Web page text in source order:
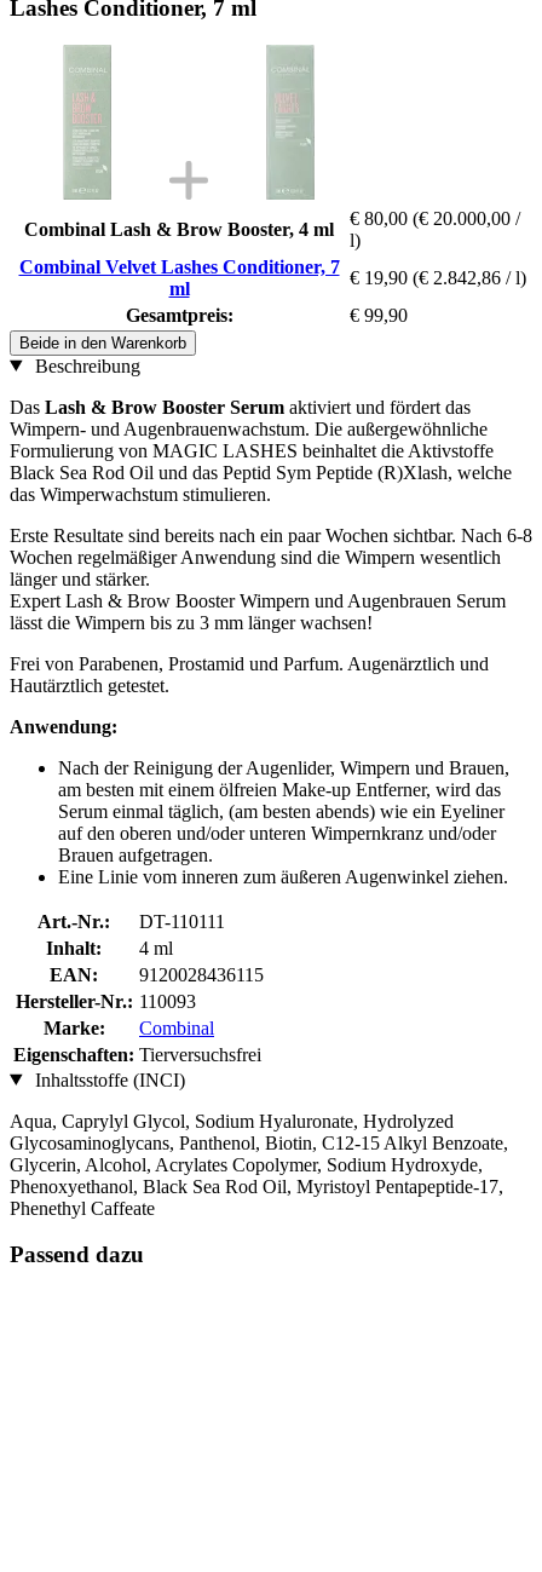
Lashes Conditioner, 7 ml
Combinal Lash & Brow Booster, 4 ml
€ 80,00 (€ 20.000,00 /
l)
Combinal Velvet Lashes Conditioner, 7
ml
€ 19,90 (€ 2.842,86 / l)
Gesamtpreis:
€ 99,90
Beide in den Warenkorb
Beschreibung
Das Lash & Brow Booster Serum aktiviert und fördert das
Wimpern- und Augenbrauenwachstum. Die außergewöhnliche
Formulierung von MAGIC LASHES beinhaltet die Aktivstoffe
Black Sea Rod Oil und das Peptid Sym Peptide (R)Xlash, welche
das Wimperwachstum stimulieren.
Erste Resultate sind bereits nach ein paar Wochen sichtbar. Nach 6-8
Wochen regelmäßiger Anwendung sind die Wimpern wesentlich
länger und stärker.
Expert Lash & Brow Booster Wimpern und Augenbrauen Serum
lässt die Wimpern bis zu 3 mm länger wachsen!
Frei von Parabenen, Prostamid und Parfum. Augenärztlich und
Hautärztlich getestet.
Anwendung:
Nach der Reinigung der Augenlider, Wimpern und Brauen,
am besten mit einem ölfreien Make-up Entferner, wird das
Serum einmal täglich, (am besten abends) wie ein Eyeliner
auf den oberen und/oder unteren Wimpernkranz und/oder
Brauen aufgetragen.
Eine Linie vom inneren zum äußeren Augenwinkel ziehen.
Art.-Nr.:
DT-110111
Inhalt:
4 ml
EAN:
9120028436115
Hersteller-Nr.: 110093
Marke:
Combinal
Eigenschaften: Tierversuchsfrei
Inhaltsstoffe (INCI)
Aqua, Caprylyl Glycol, Sodium Hyaluronate, Hydrolyzed
Glycosaminoglycans, Panthenol, Biotin, C12-15 Alkyl Benzoate,
Glycerin, Alcohol, Acrylates Copolymer, Sodium Hydroxyde,
Phenoxyethanol, Black Sea Rod Oil, Myristoyl Pentapeptide-17,
Phenethyl Caffeate
Passend dazu